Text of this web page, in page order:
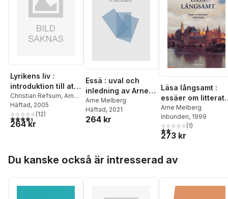
Lyrikens liv :
introduktion till att
läsa dikt
Christian Refsum, Arne
Melberg,Christian
Janss
Häftad, 2005
4,4utav 5 stjärnor. Totalt antal röster:
(12)
264 kr
Essä : uval och
inledning av Arne
Melberg
Arne Melberg
Häftad, 2021
264 kr
Läsa långsamt :
essäer om
och läsning
Arne Melberg
Inbunden, 1999
2,0utav 5 stjärnor.
(1)
273 kr
Du kanske också är intresserad av